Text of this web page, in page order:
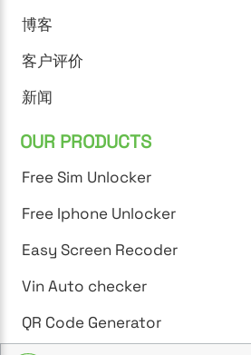
博客
客户评价
新闻
OUR PRODUCTS
Free Sim Unlocker
Free Iphone Unlocker
Easy Screen Recoder
Vin Auto checker
QR Code Generator